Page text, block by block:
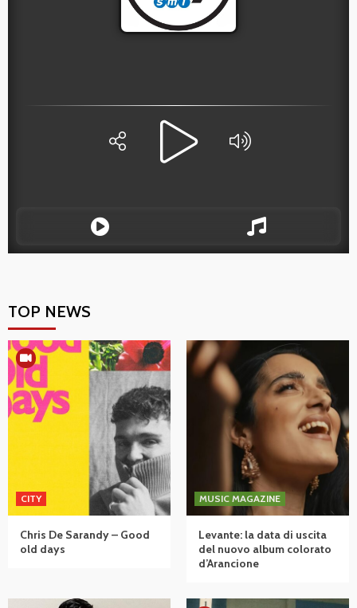
TOP NEWS
CITY
Chris De Sarandy – Good
old days
MUSIC MAGAZINE
Levante: la data di uscita
del nuovo album colorato
d’Arancione